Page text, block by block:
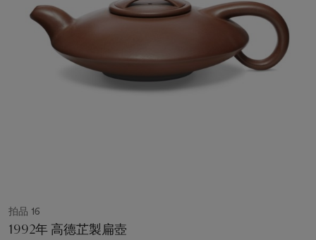
拍品 16
1992年 高德芷製扁壺